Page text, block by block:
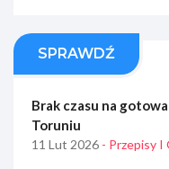
SPRAWDŹ
Brak czasu na
Toruniu
11 Lut 2026 - Przepisy